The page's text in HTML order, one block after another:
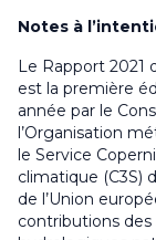
Notes à
Le Rapport 2021
est la première
année par le
l’Organisation
le Service
climatique (C3S)
de l’Union
contributions